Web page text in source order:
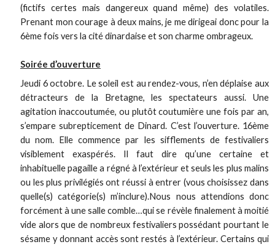
(fictifs certes mais dangereux quand même) des volatiles.
Prenant mon courage à deux mains, je me dirigeai donc pour la
6ème fois vers la cité dinardaise et son charme ombrageux.
Soirée d’ouverture
Jeudi 6 octobre. Le soleil est au rendez-vous, n’en déplaise aux
détracteurs de la Bretagne, les spectateurs aussi. Une
agitation inaccoutumée, ou plutôt coutumière une fois par an,
s’empare subrepticement de Dinard. C’est l’ouverture. 16ème
du nom. Elle commence par les sifflements de festivaliers
visiblement exaspérés. Il faut dire qu’une certaine et
inhabituelle pagaille a régné à l’extérieur et seuls les plus malins
ou les plus privilégiés ont réussi à entrer (vous choisissez dans
quelle(s) catégorie(s) m’inclure).Nous nous attendions donc
forcément à une salle comble…qui se révèle finalement à moitié
vide alors que de nombreux festivaliers possédant pourtant le
sésame y donnant accès sont restés à l’extérieur. Certains qui